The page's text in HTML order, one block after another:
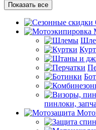
Показать все
пинлоки,